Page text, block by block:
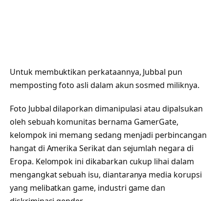
Untuk membuktikan perkataannya, Jubbal pun
memposting foto asli dalam akun sosmed miliknya.
Foto Jubbal dilaporkan dimanipulasi atau dipalsukan
oleh sebuah komunitas bernama GamerGate,
kelompok ini memang sedang menjadi perbincangan
hangat di Amerika Serikat dan sejumlah negara di
Eropa. Kelompok ini dikabarkan cukup lihai dalam
mengangkat sebuah isu, diantaranya media korupsi
yang melibatkan game, industri game dan